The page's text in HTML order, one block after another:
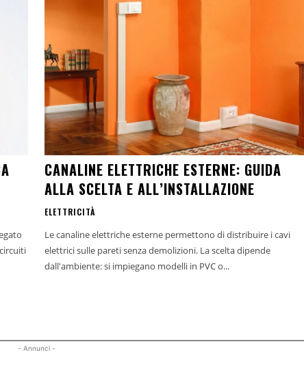
CANALINE ELETTRICHE ESTERNE: GUIDA
ALLA SCELTA E ALL’INSTALLAZIONE
ELETTRICITÀ
Le canaline elettriche esterne permettono di distribuire i cavi
elettrici sulle pareti senza demolizioni. La scelta dipende
dall'ambiente: si impiegano modelli in PVC o...
- Annunci -